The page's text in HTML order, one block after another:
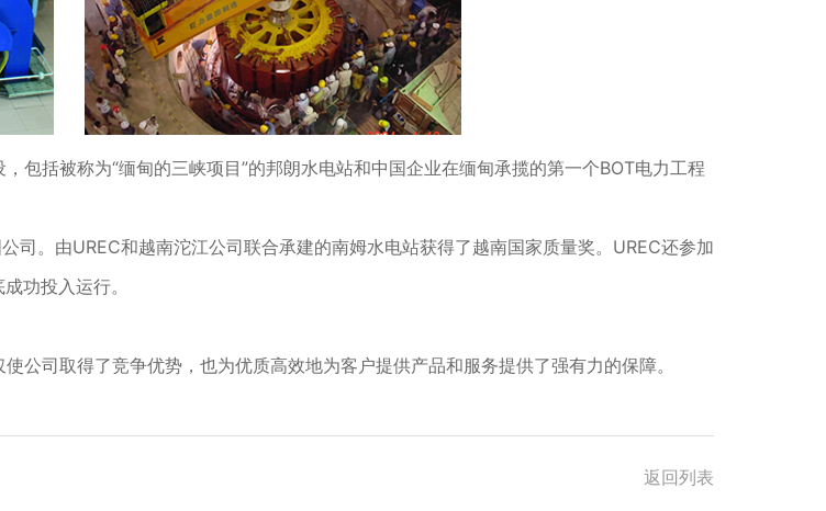
包括被称为“缅甸的三峡项目”的邦朗水电站和中国企业在缅甸承揽的第一个BOT电力工程
司。由UREC和越南沱江公司联合承建的南姆水电站获得了越南国家质量奖。UREC还参加
功投入运行。
公司取得了竞争优势，也为优质高效地为客户提供产品和服务提供了强有力的保障。
返回列表